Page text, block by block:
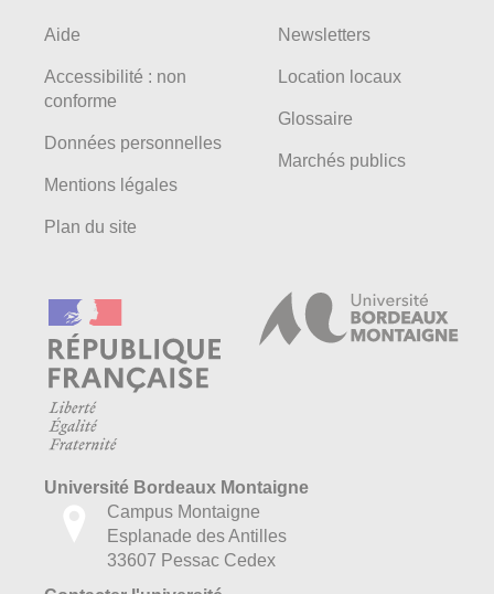
Aide
Accessibilité : non
conforme
Données personnelles
Mentions légales
Plan du site
Newsletters
Location locaux
Glossaire
Marchés publics
Université Bordeaux Montaigne
Campus Montaigne
Esplanade des Antilles
33607 Pessac Cedex